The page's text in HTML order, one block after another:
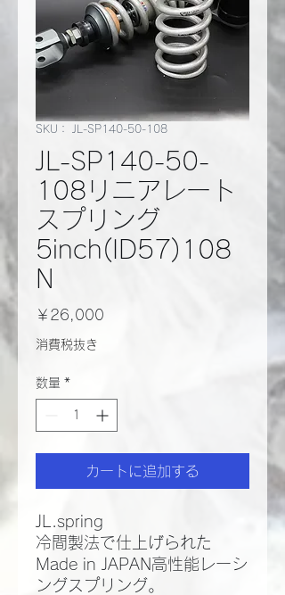
SKU： JL-SP140-50-108
JL-SP140-50-
108リニアレート
スプリング
5inch(ID57)108
N
￥26,000
消費税抜き
数量 *
カートに追加する
JL.spring
冷間製法で仕上げられた
Made in JAPAN高性能レーシ
ングスプリング。